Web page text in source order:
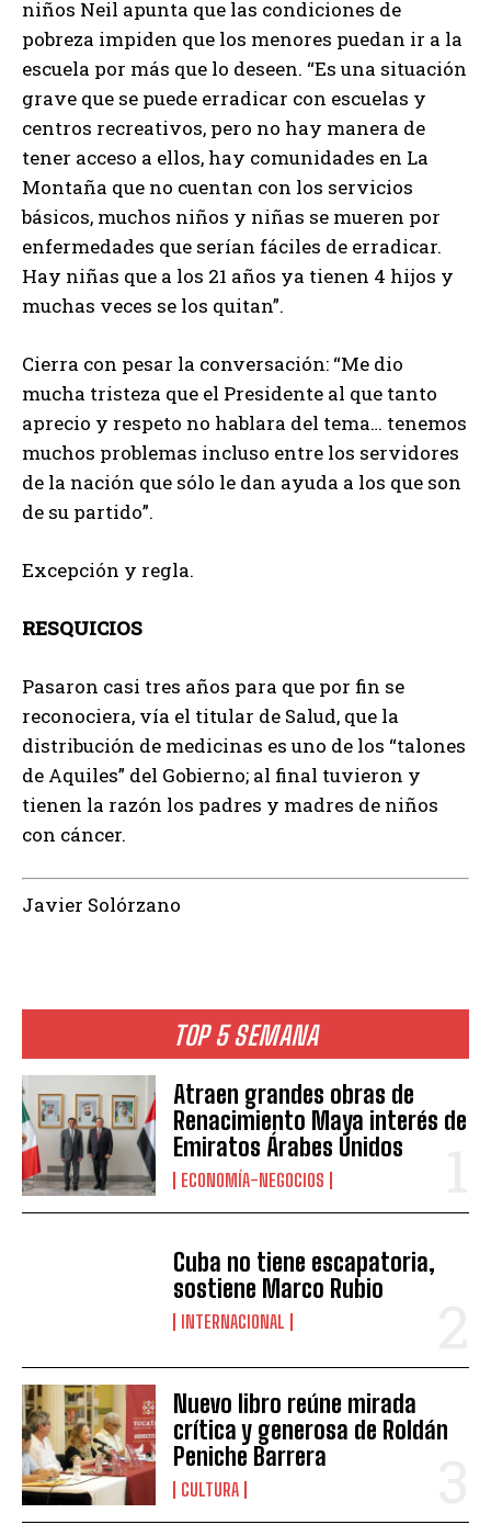
TOP 5 SEMANA
Atraen grandes obras de
Renacimiento Maya interés de
Emiratos Árabes Unidos
ECONOMÍA-NEGOCIOS
Cuba no tiene escapatoria,
sostiene Marco Rubio
INTERNACIONAL
Nuevo libro reúne mirada
crítica y generosa de Roldán
Peniche Barrera
CULTURA
niños Neil apunta que las condiciones de
pobreza impiden que los menores puedan ir a la
escuela por más que lo deseen. “Es una situación
grave que se puede erradicar con escuelas y
centros recreativos, pero no hay manera de
tener acceso a ellos, hay comunidades en La
Montaña que no cuentan con los servicios
básicos, muchos niños y niñas se mueren por
enfermedades que serían fáciles de erradicar.
Hay niñas que a los 21 años ya tienen 4 hijos y
muchas veces se los quitan”.
Cierra con pesar la conversación: “Me dio
mucha tristeza que el Presidente al que tanto
aprecio y respeto no hablara del tema… tenemos
muchos problemas incluso entre los servidores
de la nación que sólo le dan ayuda a los que son
de su partido”.
Excepción y regla.
RESQUICIOS
Pasaron casi tres años para que por fin se
reconociera, vía el titular de Salud, que la
distribución de medicinas es uno de los “talones
de Aquiles” del Gobierno; al final tuvieron y
tienen la razón los padres y madres de niños
con cáncer.
Javier Solórzano